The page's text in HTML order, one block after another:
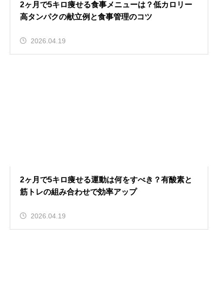
2ヶ月で5キロ痩せる食事メニューは？低カロリー
高タンパクの献立例と食事管理のコツ
2026.04.19
2ヶ月で5キロ痩せる運動は何をすべき？有酸素と
筋トレの組み合わせで効率アップ
2026.04.19